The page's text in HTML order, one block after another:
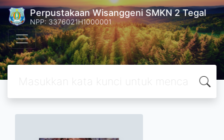
Perpustakaan Wisanggeni SMKN 2 Tegal
NPP: 3376021H1000001